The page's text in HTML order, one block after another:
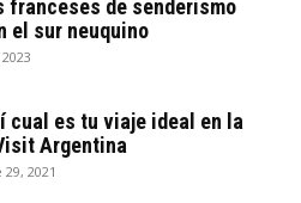
franceses de senderismo
el sur neuquino
cual es tu viaje ideal en la
Argentina
2021